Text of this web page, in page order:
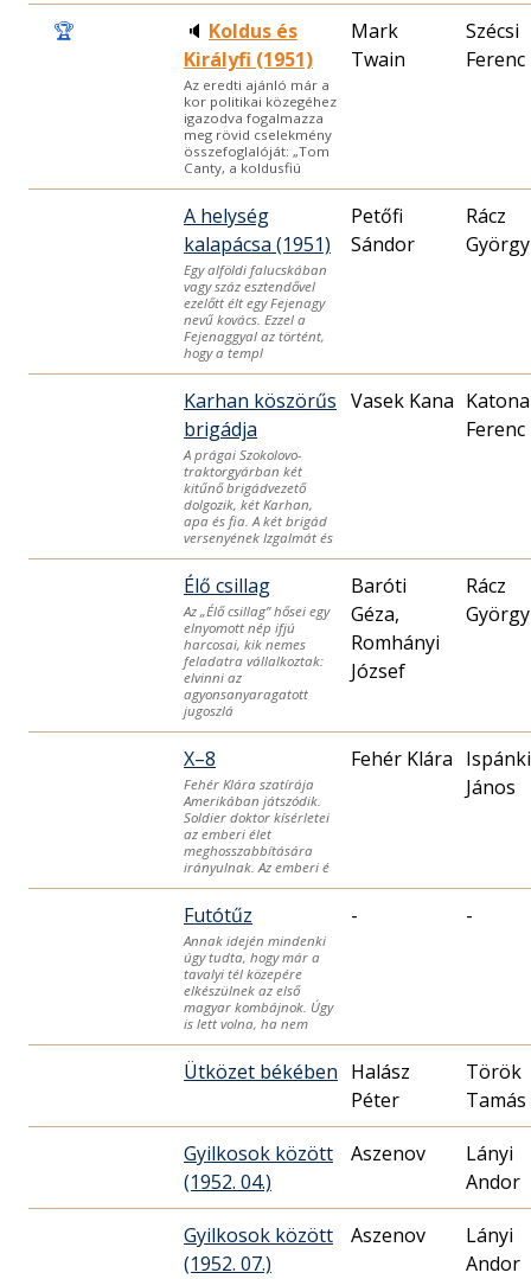
🏆 🔈 Koldus és
Királyfi (1951)
Az eredti ajánló már a
kor politikai közegéhez
igazodva fogalmazza
meg rövid cselekmény
összefoglalóját: „Tom
Canty, a koldusfiú
Mark
Twain
Szécsi
Ferenc
A helység
kalapácsa (1951)
Egy alföldi falucskában
vagy száz esztendővel
ezelőtt élt egy Fejenagy
nevű kovács. Ezzel a
Fejenaggyal az történt,
hogy a templ
Petőfi
Sándor
Rácz
György
Karhan köszörűs
brigádja
A prágai Szokolovo-
traktorgyárban két
kitűnő brigádvezető
dolgozik, két Karhan,
apa és fia. A két brigád
versenyének Izgalmát és
Vasek Kana Katona
Ferenc
Élő csillag
Az „Élő csillag” hősei egy
elnyomott nép ifjú
harcosai, kik nemes
feladatra vállalkoztak:
elvinni az
agyonsanyaragatott
jugoszlá
Baróti
Géza,
Romhányi
József
Rácz
György
X–8
Fehér Klára szatírája
Amerikában játszó­dik.
Soldier doktor kísérletei
az emberi élet
meghosszabbítására
irányulnak. Az emberi é
Fehér Klára Ispánki
János
Futótűz
Annak idején mindenki
úgy tudta, hogy már a
tavalyi tél közepére
elkészülnek az első
magyar kombájnok. Úgy
is lett volna, ha nem
- -
Ütközet békében Halász
Péter
Török
Tamás
Gyilkosok között
(1952. 04.)
Aszenov
Lányi
Andor
Gyilkosok között
(1952. 07.)
Aszenov
Lányi
Andor